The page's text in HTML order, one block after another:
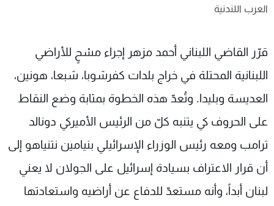
العرب اللندنية
قرّر القاضي اللبناني أحمد مزهر إجراء مسْحٍ للأراضي
اللبنانية المحتلة في خراج بلدات كفرشوبا، شبعا، هونين،
العديسة وبليدا. وتُعدّ هذه الخطوة بمثابة وضع النقاط
على الحروف كي يتنبه كلّ من الرئيس الأميركي دونالد
ترامب ومعه رئيس الوزراء الإسرائيلي بنيامين نتنياهو إلى
أن قرار الاعتراف بسيادة إسرائيل على الجولان لا يعني
لبنان أبداً، وأنه مستعدّ للدفاع عن أراضيه واستعادتها
شاهد البرامج
عن MTV
الإنـتـاج
لاعلاناتكم
وظائف
تواصل معنا
شروط الإسـتخدام
سياسة الخصوصية